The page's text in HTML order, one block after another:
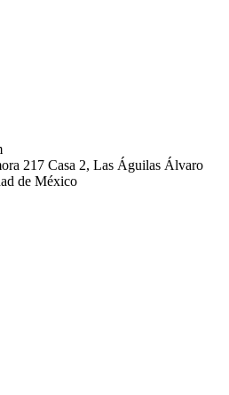
217 Casa 2, Las Águilas Álvaro
de México